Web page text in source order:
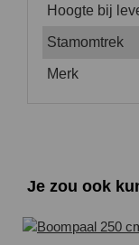
Hoogte bij
Stamomtrek
Merk
Je zou ook